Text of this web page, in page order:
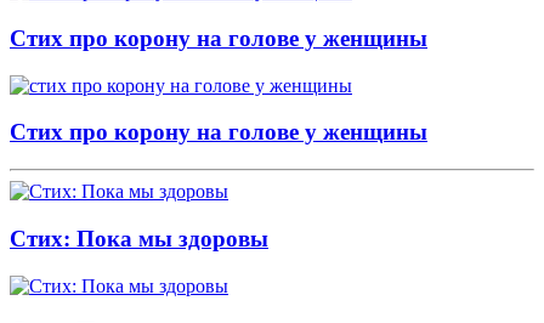
Стих про корону на голове у женщины
Стих про корону на голове у женщины
Стих: Пока мы здоровы